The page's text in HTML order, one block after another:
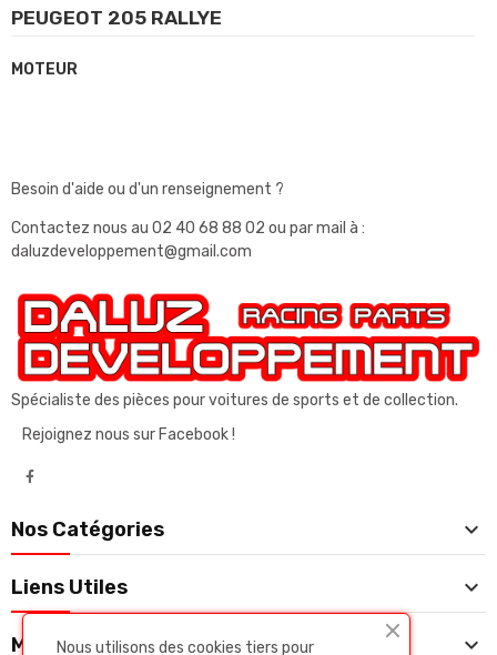
PEUGEOT 205 RALLYE
MOTEUR
Besoin d'aide ou d'un renseignement ?
Contactez nous au 02 40 68 88 02 ou par mail à :
daluzdeveloppement@gmail.com
Spécialiste des pièces pour voitures de sports et de collection.
Rejoignez nous sur Facebook !
Nos Catégories 
Liens Utiles 
Mon Compte 
Nous utilisons des cookies tiers pour